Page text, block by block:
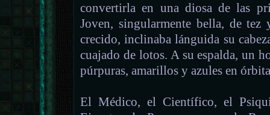
convertirla en una diosa de las
Joven, singularmente bella, de
crecido, inclinaba lánguida su
cuajado de lotos. A su espalda, un
púrpuras, amarillos y azules en
El Médico, el Científico, el